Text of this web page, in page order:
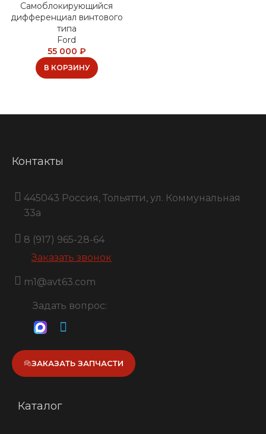
Самоблокирующийся
дифференциал винтового
типа
Ford
55 000 ₽
В КОРЗИНУ
Контакты
445043 Россия, Тольятти, ул. Коммунальная
33a
8 (917) 965-28-64
Заказать звонок
m1@avt63.com
Задать вопрос:
ЗАКАЗАТЬ ЗАПЧАСТИ
Каталог